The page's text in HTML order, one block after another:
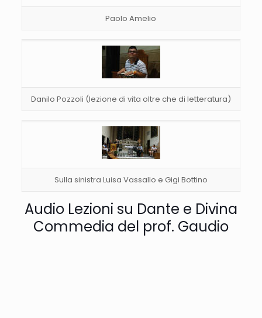
Paolo Amelio
Danilo Pozzoli (lezione di vita oltre che di letteratura)
Sulla sinistra Luisa Vassallo e Gigi Bottino
Audio Lezioni su Dante e Divina
Commedia del prof. Gaudio